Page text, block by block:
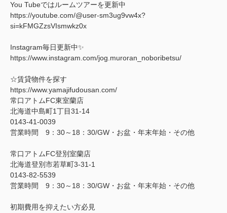
You Tubeではルームツアーを更新中
https://youtube.com/@user-sm3ug9vw4x?
si=kFMGZzsVIsmwkz0x
Instagram毎日更新中✨
https://www.instagram.com/jog.muroran_noboribetsu/
☆賃貸物件を探す
https://www.yamajifudousan.com/
常口アトムFC東室蘭店
北海道中島町1丁目31-14
0143-41-0039
営業時間 9：30～18：30/GW・お盆・年末年始・その他
常口アトムFC登別室蘭店
北海道登別市若草町3-31-1
0143-82-5539
営業時間 9：30～18：30/GW・お盆・年末年始・その他
初期費用を抑えたい方必見